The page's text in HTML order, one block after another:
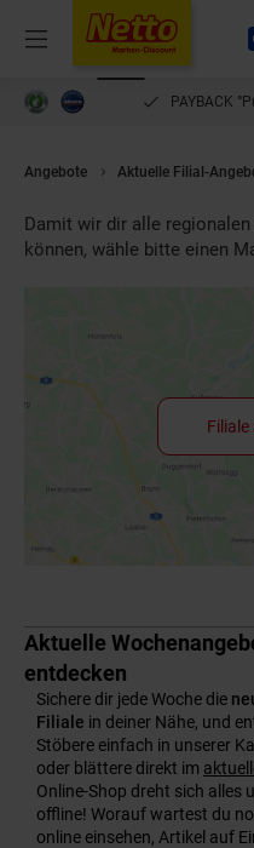
Menü
PAYBACK
Angebote Aktuelle Filial-
Damit wir dir alle
können, wähle bitte einen
Aktuelle
entdecken
Sichere dir jede Woche die
Filiale in deiner Nähe, und
Stöbere einfach in unserer
oder blättere direkt im
Online-Shop dreht sich alles
offline! Worauf wartest du
online einsehen, Artikel auf